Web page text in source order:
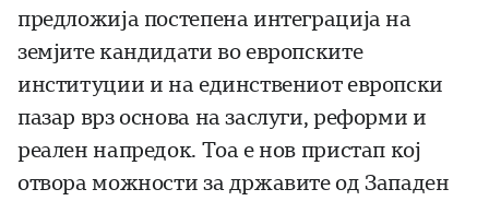
предложија постепена интеграција на
земјите кандидати во европските
институции и на единствениот европски
пазар врз основа на заслуги, реформи и
реален напредок. Тоа е нов пристап кој
отвора можности за државите од Западен